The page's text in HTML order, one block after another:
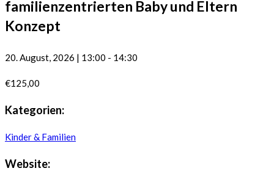
familienzentrierten Baby und Eltern
Konzept
20. August, 2026 | 13:00 - 14:30
€125,00
Kategorien:
Kinder & Familien
Website: